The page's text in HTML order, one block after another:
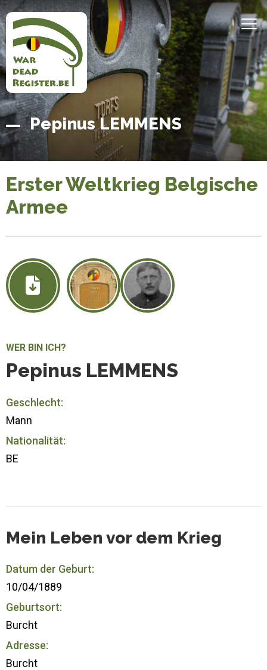
Direkt
zum
Inhalt
Startseite
Belgian
War
Dead
Register
Pepinus LEMMENS
Erster Weltkrieg Belgische
Armee
WER BIN ICH?
Pepinus LEMMENS
Geschlecht:
Mann
Nationalität:
BE
Mein Leben vor dem Krieg
Datum der Geburt:
10/04/1889
Geburtsort:
Burcht
Adresse:
Burcht